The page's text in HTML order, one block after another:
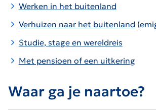
Werken in het buitenland
Verhuizen naar het buitenland
Studie, stage en wereldreis
Met pensioen of een uitkering
Waar ga je naartoe?